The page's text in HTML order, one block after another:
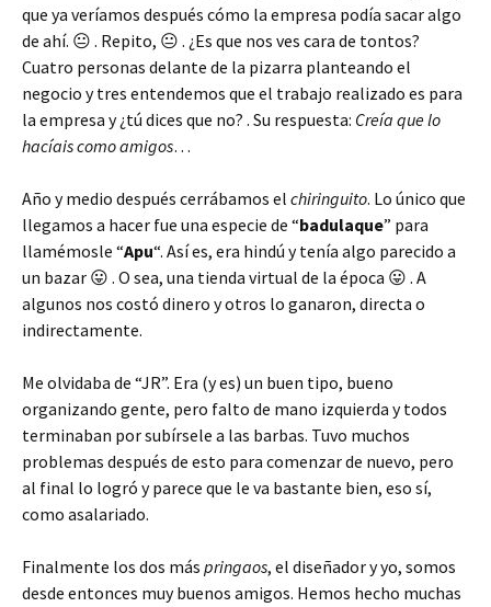
que ya veríamos después cómo la empresa podía sacar algo
de ahí. 😐 . Repito, 😐 . ¿Es que nos ves cara de tontos?
Cuatro personas delante de la pizarra planteando el
negocio y tres entendemos que el trabajo realizado es para
la empresa y ¿tú dices que no? . Su respuesta: Creía que lo
hacíais como amigos…
Año y medio después cerrábamos el chiringuito. Lo único que
llegamos a hacer fue una especie de “badulaque” para
llamémosle “Apu“. Así es, era hindú y tenía algo parecido a
un bazar 😛 . O sea, una tienda virtual de la época 😛 . A
algunos nos costó dinero y otros lo ganaron, directa o
indirectamente.
Me olvidaba de “JR”. Era (y es) un buen tipo, bueno
organizando gente, pero falto de mano izquierda y todos
terminaban por subírsele a las barbas. Tuvo muchos
problemas después de esto para comenzar de nuevo, pero
al final lo logró y parece que le va bastante bien, eso sí,
como asalariado.
Finalmente los dos más pringaos, el diseñador y yo, somos
desde entonces muy buenos amigos. Hemos hecho muchas